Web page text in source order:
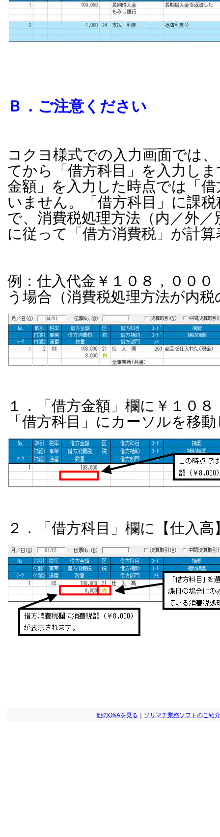
Ｂ．ご注意ください
コクヨ様式での入力画面では
てから「借方科目」を入力し
金額」を入力した時点では「
いません。「借方科目」に課
で、消費税処理方法（内／外／
に従って「借方消費税」が計
例：仕入代金￥１０８，００
う場合（消費税処理方法が内税
１．「借方金額」欄に￥１０
「借方科目」にカーソルを移
２．「借方科目」欄に【仕入
他のQ&Aを見る ソリマチ業務ソフトのご紹介